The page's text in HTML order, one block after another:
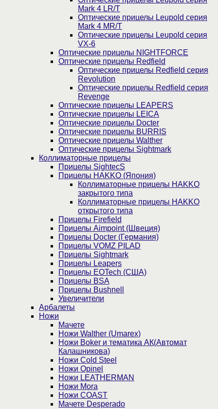
Mark 4 LR/T
Оптические прицелы Leupold серия
Mark 4 MR/T
Оптические прицелы Leupold серия
VX-6
Оптические прицелы NIGHTFORCE
Оптические прицелы Redfield
Оптические прицелы Redfield серия
Revolution
Оптические прицелы Redfield серия
Revenge
Оптические прицелы LEAPERS
Оптические прицелы LEICA
Оптические прицелы Docter
Оптические прицелы BURRIS
Оптические прицелы Walther
Оптические прицелы Sightmark
Коллиматорные прицелы
Прицелы SightecS
Прицелы HAKKO (Япония)
Коллиматорные прицелы HAKKO
закрытого типа
Коллиматорные прицелы HAKKO
открытого типа
Прицелы Firefield
Прицелы Aimpoint (Швеция)
Прицелы Docter (Германия)
Прицелы VOMZ PILAD
Прицелы Sightmark
Прицелы Leapers
Прицелы EOTech (США)
Прицелы BSA
Прицелы Bushnell
Увеличители
Арбалеты
Ножи
Мачете
Ножи Walther (Umarex)
Ножи Boker и тематика АК(Автомат
Калашникова)
Ножи Cold Steel
Ножи Opinel
Ножи LEATHERMAN
Ножи Mora
Ножи COAST
Мачете Desperado